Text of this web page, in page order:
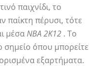
παιχνίδι, το
παίκτη πέρυσι, τότε
μέσαΝΒΑ 2Κ12 . Το
σημείο όπου μπορείτε
εξαρτήματα.